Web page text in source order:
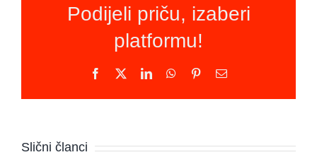
Podijeli priču, izaberi
platformu!
Facebook LinkedInWhatsApp
PinterestEmail
Slični članciUdruženje